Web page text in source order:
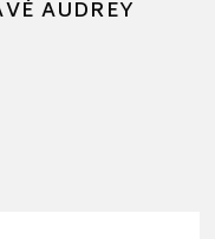
AUDREY